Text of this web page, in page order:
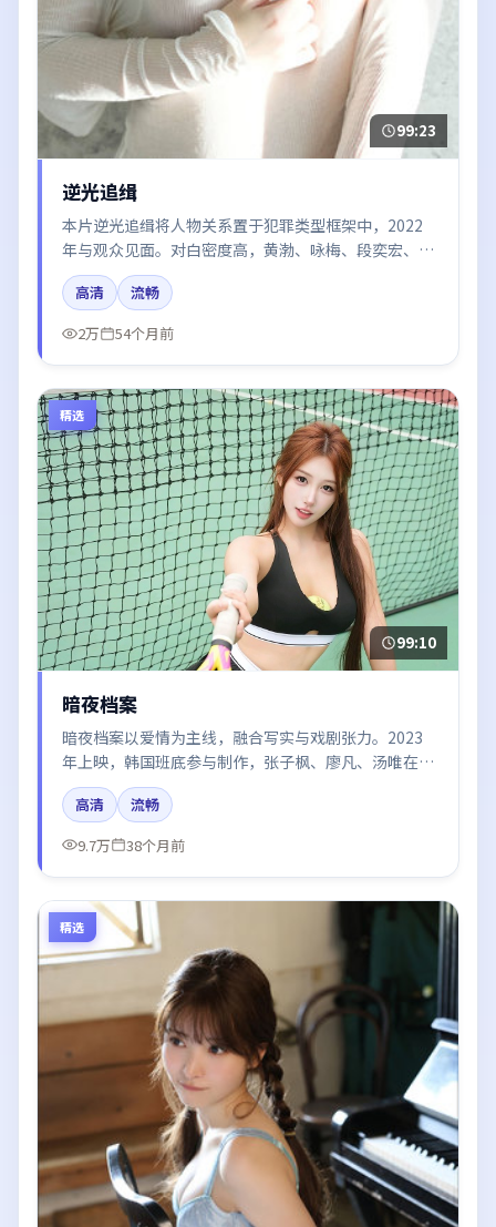
99:23
逆光追缉
本片逆光追缉将人物关系置于犯罪类型框架中，2022
年与观众见面。对白密度高，黄渤、咏梅、段奕宏、白
宇、周迅的台词节奏值得关注；整体气质偏中国香港都
市与冷色调摄影。
高清
流畅
2万
54个月前
精选
99:10
暗夜档案
暗夜档案以爱情为主线，融合写实与戏剧张力。2023
年上映，韩国班底参与制作，张子枫、廖凡、汤唯在片
中呈现细腻表演，影像风格统一，配乐与剪辑强化了情
绪曲线。
高清
流畅
9.7万
38个月前
精选